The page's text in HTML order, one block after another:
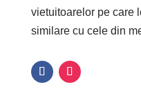
vietuitoarelor pe care
similare cu cele din